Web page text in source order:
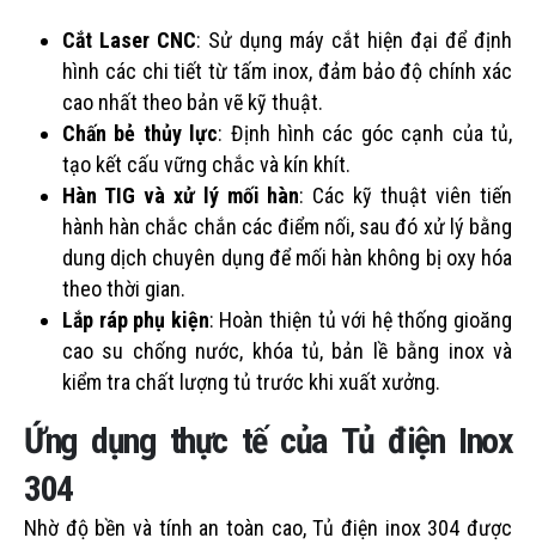
Cắt Laser CNC: Sử dụng máy cắt hiện đại để định
hình các chi tiết từ tấm inox, đảm bảo độ chính xác
cao nhất theo bản vẽ kỹ thuật.
Chấn bẻ thủy lực: Định hình các góc cạnh của tủ,
tạo kết cấu vững chắc và kín khít.
Hàn TIG và xử lý mối hàn: Các kỹ thuật viên tiến
hành hàn chắc chắn các điểm nối, sau đó xử lý bằng
dung dịch chuyên dụng để mối hàn không bị oxy hóa
theo thời gian.
Lắp ráp phụ kiện: Hoàn thiện tủ với hệ thống gioăng
cao su chống nước, khóa tủ, bản lề bằng inox và
kiểm tra chất lượng tủ trước khi xuất xưởng.
Ứng dụng thực tế của Tủ điện Inox
304
Nhờ độ bền và tính an toàn cao, Tủ điện inox 304 được